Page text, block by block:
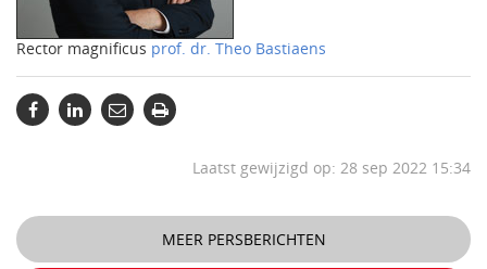
Rector magnificus prof. dr. Theo Bastiaens
Laatst gewijzigd op: 28 sep 2022 15:34
MEER PERSBERICHTEN